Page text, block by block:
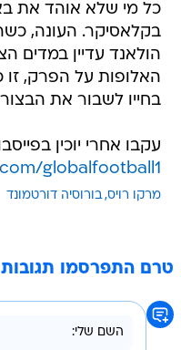
כל מי שלא אוהד את
בקלאסיקר. העונה,
הולאנד עדיין במדים
האלופות על הפרק, זו
בחייו לשבור את
עקבו אחרי יוכין
globalfootball1/
מרקו רויס בורוסיה דורטמונד
טרם התפרסמו תגובות